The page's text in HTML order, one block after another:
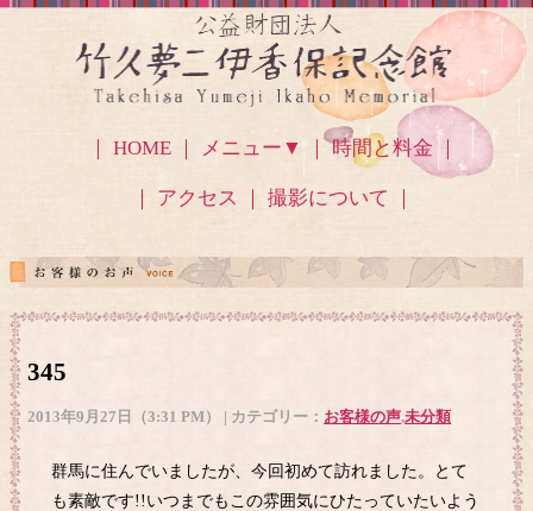
｜ HOME ｜ メニュー▼ ｜ 時間と料金 ｜
｜ アクセス ｜ 撮影について ｜
345
2013年9月27日（3:31 PM） | カテゴリー： お客様の声,未分類
群馬に住んでいましたが、今回初めて訪れました。とて
も素敵です!!いつまでもこの雰囲気にひたっていたいよう